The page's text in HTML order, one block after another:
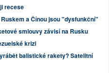
recese
a Čínou jsou "dysfunkční"
smlouvy závisí na Rusku
krizi
balistické rakety? Satelitní